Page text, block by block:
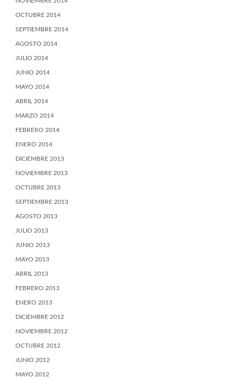
OCTUBRE 2014
SEPTIEMBRE 2014
AGOSTO 2014
JULIO 2014
JUNIO 2014
MAYO 2014
ABRIL 2014
MARZO 2014
FEBRERO 2014
ENERO 2014
DICIEMBRE 2013
NOVIEMBRE 2013
OCTUBRE 2013
SEPTIEMBRE 2013
AGOSTO 2013
JULIO 2013
JUNIO 2013
MAYO 2013
ABRIL 2013
FEBRERO 2013
ENERO 2013
DICIEMBRE 2012
NOVIEMBRE 2012
OCTUBRE 2012
JUNIO 2012
MAYO 2012